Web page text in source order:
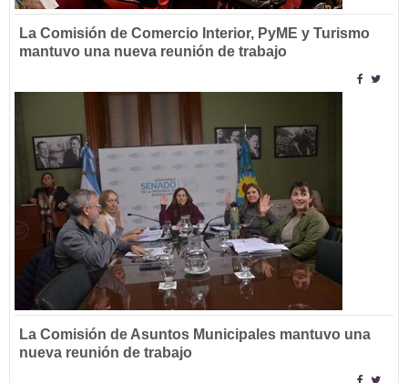
La Comisión de Comercio Interior, PyME y Turismo
mantuvo una nueva reunión de trabajo
La Comisión de Asuntos Municipales mantuvo una
nueva reunión de trabajo